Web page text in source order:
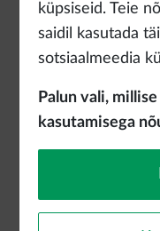
küpsiseid. Teie
saidil kasutada
sotsiaalmeedia
Palun vali,
kasutamisega